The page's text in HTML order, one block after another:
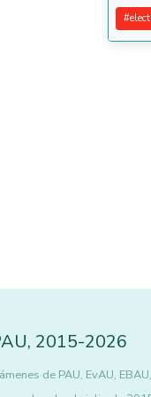
#
, 2015-2026
de PAU, EvAU,